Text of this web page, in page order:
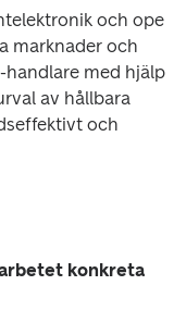
och open
marknader och
med hjälp
av hållbara
och
konkreta